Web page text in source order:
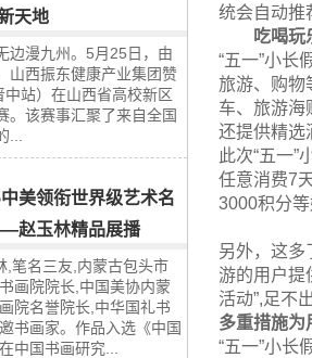
天地
边漫九州。5月25日，由
山西振东健康产业集团赞
中站）在山西省高校新区
。该赛事汇聚了来自全国
美领衔世界级艺术名
赵玉林精品展播
,笔名三友,内蒙古包头市
画院院长,中国美协内蒙
院名誉院长,中华国礼书
书画家。作品入选《中国
中国书画研究...
统会自动推
吃喝
“五一”小长
旅游、购物
车、旅游海
还提供精选
此次“五一”
任意消费7
3000积分
另外，这多
游的用户提
活动”,足不
多重措施为
“五一”小长